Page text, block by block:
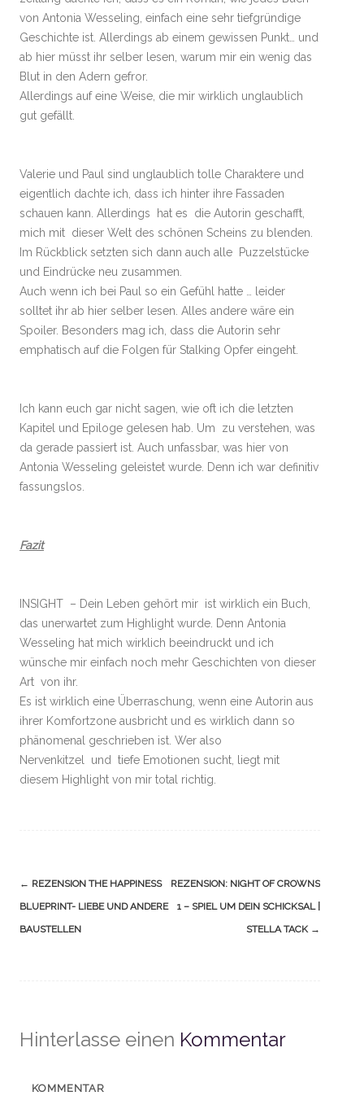
von Antonia Wesseling, einfach eine sehr tiefgründige
Geschichte ist. Allerdings ab einem gewissen Punkt… und
ab hier müsst ihr selber lesen, warum mir ein wenig das
Blut in den Adern gefror.
Allerdings auf eine Weise, die mir wirklich unglaublich
gut gefällt.
Valerie und Paul sind unglaublich tolle Charaktere und
eigentlich dachte ich, dass ich hinter ihre Fassaden
schauen kann. Allerdings hat es die Autorin geschafft,
mich mit dieser Welt des schönen Scheins zu blenden.
Im Rückblick setzten sich dann auch alle Puzzelstücke
und Eindrücke neu zusammen.
Auch wenn ich bei Paul so ein Gefühl hatte … leider
solltet ihr ab hier selber lesen. Alles andere wäre ein
Spoiler. Besonders mag ich, dass die Autorin sehr
emphatisch auf die Folgen für Stalking Opfer eingeht.
Ich kann euch gar nicht sagen, wie oft ich die letzten
Kapitel und Epiloge gelesen hab. Um zu verstehen, was
da gerade passiert ist. Auch unfassbar, was hier von
Antonia Wesseling geleistet wurde. Denn ich war definitiv
fassungslos.
Fazit
INSIGHT – Dein Leben gehört mir ist wirklich ein Buch,
das unerwartet zum Highlight wurde. Denn Antonia
Wesseling hat mich wirklich beeindruckt und ich
wünsche mir einfach noch mehr Geschichten von dieser
Art von ihr.
Es ist wirklich eine Überraschung, wenn eine Autorin aus
ihrer Komfortzone ausbricht und es wirklich dann so
phänomenal geschrieben ist. Wer also
Nervenkitzel und tiefe Emotionen sucht, liegt mit
diesem Highlight von mir total richtig.
Navigation
(Beiträge)
← REZENSION THE HAPPINESS
BLUEPRINT- LIEBE UND ANDERE
BAUSTELLEN
REZENSION: NIGHT OF CROWNS
1 – SPIEL UM DEIN SCHICKSAL |
STELLA TACK →
Hinterlasse einen Kommentar
KOMMENTAR